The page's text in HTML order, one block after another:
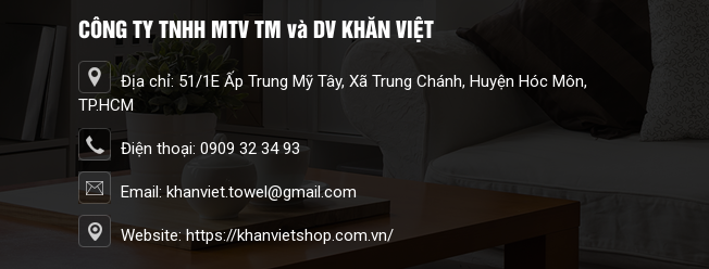
CÔNG TY TNHH MTV TM và DV KHĂN VIỆT
Địa chỉ: 51/1E Ấp Trung Mỹ Tây, Xã Trung Chánh, Huyện Hóc Môn,
TP.HCM
Điện thoại: 0909 32 34 93
Email: khanviet.towel@gmail.com
Website: https://khanvietshop.com.vn/